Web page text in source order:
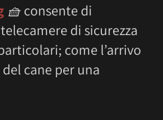
🧺consente di
di sicurezza
come l’arrivo
cane per una